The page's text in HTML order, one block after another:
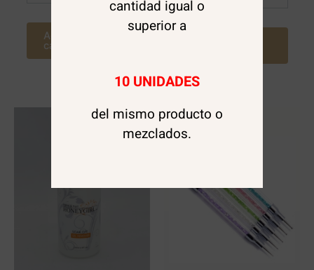
Agregar al
carrito
cantidad igual o
superior a
10 UNIDADES
del mismo producto o
mezclados.